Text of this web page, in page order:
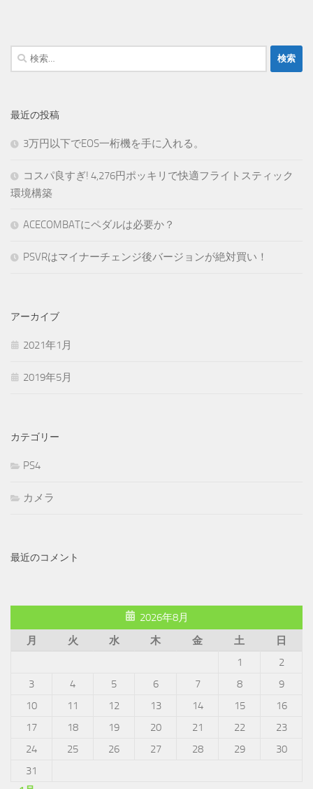
検
索:
最近の投稿
3万円以下でEOS一桁機を手に入れる。
コスパ良すぎ! 4,276円ポッキリで快適フライトスティック
環境構築
ACECOMBATにペダルは必要か？
PSVRはマイナーチェンジ後バージョンが絶対買い！
アーカイブ
2021年1月
2019年5月
カテゴリー
PS4
カメラ
最近のコメント
2026年8月
月
火 水 木 金 土
日
1
2
3
4 5 6 7 8
9
10
11 12 13 14 15
16
17
18 19 20 21 22
23
24
25 26 27 28 29
30
31